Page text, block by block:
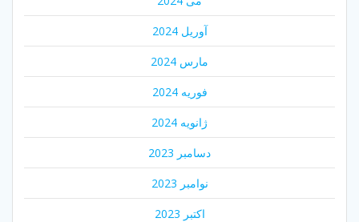
آوریل 2024
مارس 2024
فوریه 2024
ژانویه 2024
دسامبر 2023
نوامبر 2023
اکتبر 2023